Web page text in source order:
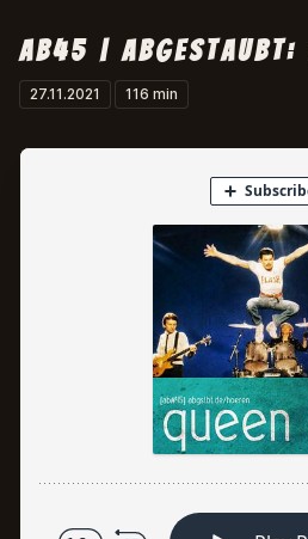
ab45 | abgestaubt:
27.11.2021 116 min